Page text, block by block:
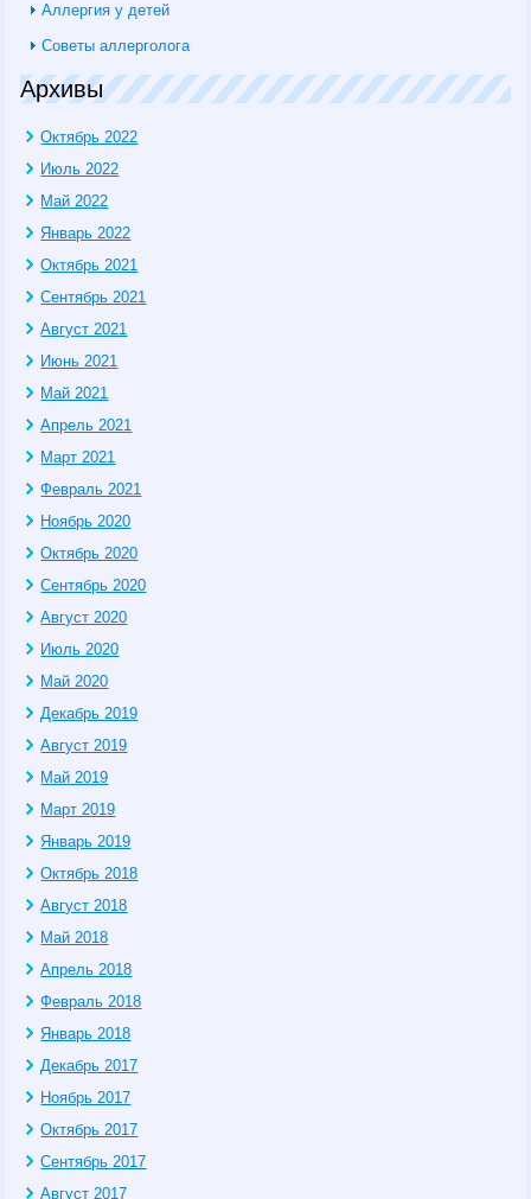
Аллергия у детей
Советы аллерголога
Архивы
Октябрь 2022
Июль 2022
Май 2022
Январь 2022
Октябрь 2021
Сентябрь 2021
Август 2021
Июнь 2021
Май 2021
Апрель 2021
Март 2021
Февраль 2021
Ноябрь 2020
Октябрь 2020
Сентябрь 2020
Август 2020
Июль 2020
Май 2020
Декабрь 2019
Август 2019
Май 2019
Март 2019
Январь 2019
Октябрь 2018
Август 2018
Май 2018
Апрель 2018
Февраль 2018
Январь 2018
Декабрь 2017
Ноябрь 2017
Октябрь 2017
Сентябрь 2017
Август 2017